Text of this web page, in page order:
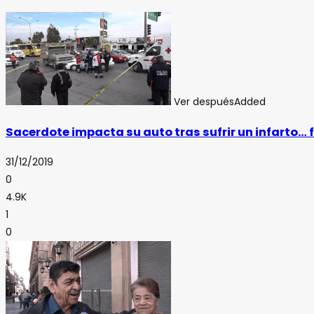
Ver despuésAdded
Sacerdote impacta su auto tras sufrir un infarto…
31/12/2019
0
4.9K
1
0